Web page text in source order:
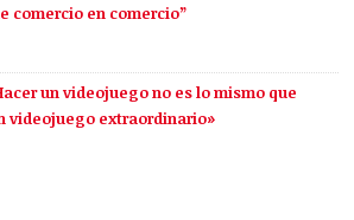
comercio en comercio”
un videojuego no es lo mismo que
videojuego extraordinario»